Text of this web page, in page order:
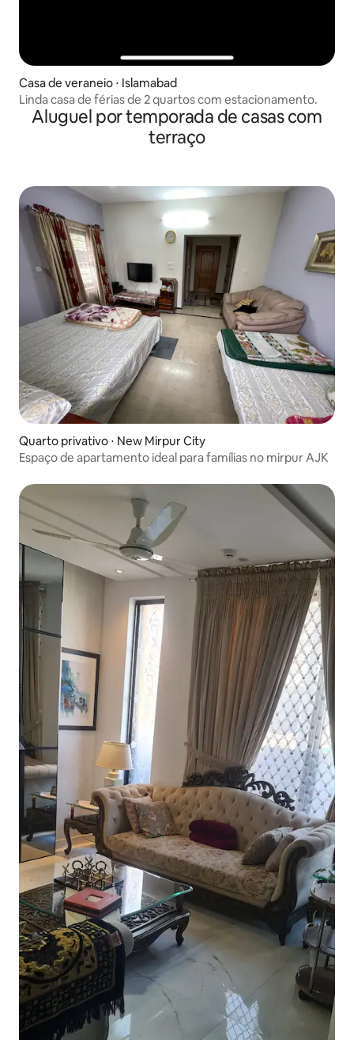
Casa de veraneio ⋅ Islamabad
Linda casa de férias de 2 quartos com estacionamento.
Aluguel por temporada de casas com
terraço
Quarto privativo ⋅ New Mirpur City
Espaço de apartamento ideal para famílias no mirpur AJK